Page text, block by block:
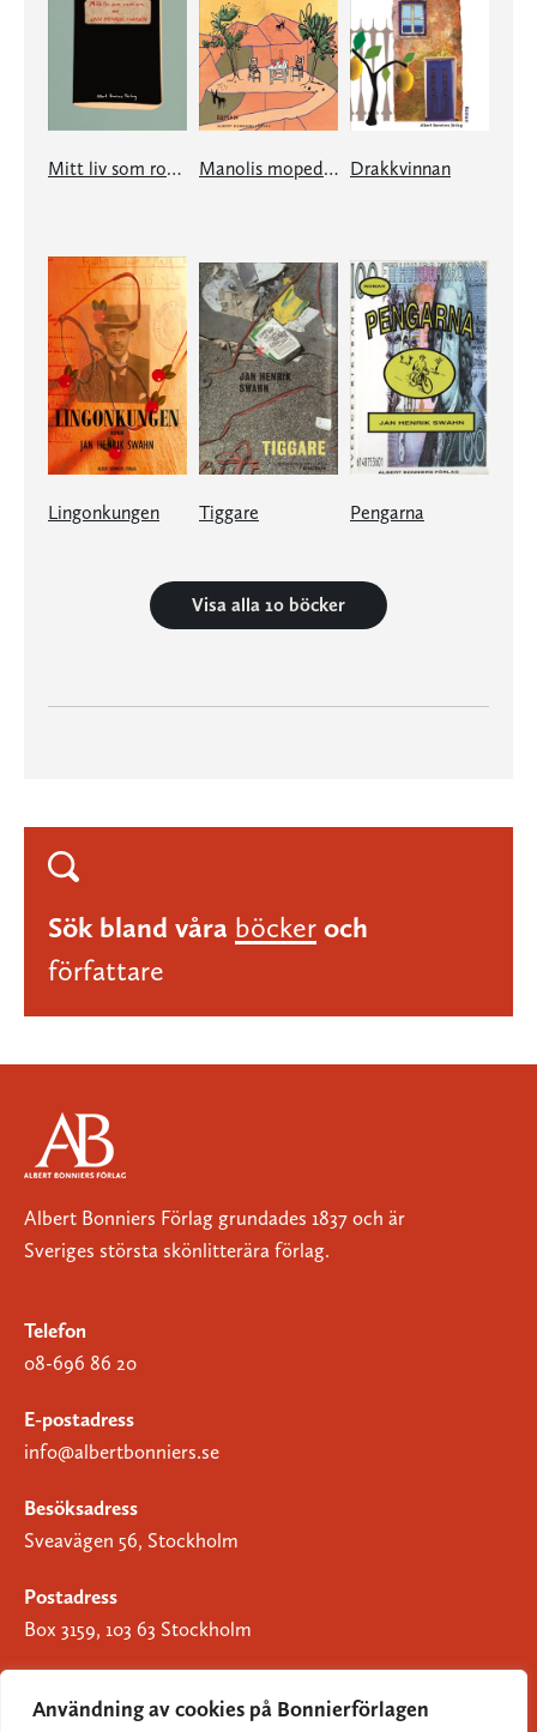
Användning av cookies på Bonnierförlagen
Mitt liv som roman Manolis mopeder Drakkvinnan
Lingonkungen Tiggare Pengarna
Visa alla 10 böcker
Sök bland våra böcker och
författare
Albert Bonniers Förlag grundades 1837 och är
Sveriges största skönlitterära förlag.
Telefon
08-696 86 20
E-postadress
info@albertbonniers.se
Besöksadress
Sveavägen 56, Stockholm
Postadress
Box 3159, 103 63 Stockholm